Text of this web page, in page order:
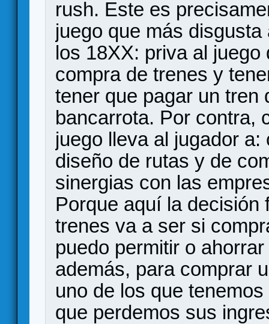
rush. Este es
juego que más
los 18XX: priva al
compra de trenes y
tener que pagar un tren
bancarrota. Por contra,
juego lleva al jugador
diseño de rutas y de
sinergias con las
Porque aquí la decisión
trenes va a ser si
puedo permitir o
además, para comprar
uno de los que
que perdemos sus